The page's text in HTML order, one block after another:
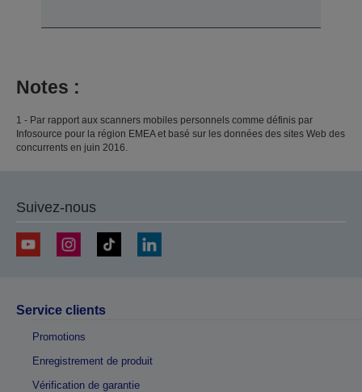
Notes :
1 - Par rapport aux scanners mobiles personnels comme définis par
Infosource pour la région EMEA et basé sur les données des sites Web des
concurrents en juin 2016.
Suivez-nous
Service clients
Promotions
Enregistrement de produit
Vérification de garantie